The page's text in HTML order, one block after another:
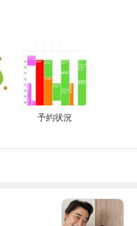
予約状況